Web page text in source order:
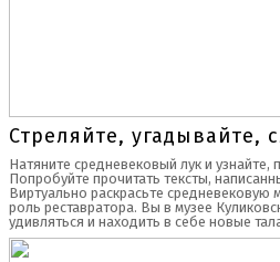
Стреляйте, угадывайте,
Натяните средневековый лук и узнайте,
Попробуйте прочитать тексты,
Виртуально раскрасьте средневековую
роль реставратора. Вы в музее
удивляться и находить в себе новые